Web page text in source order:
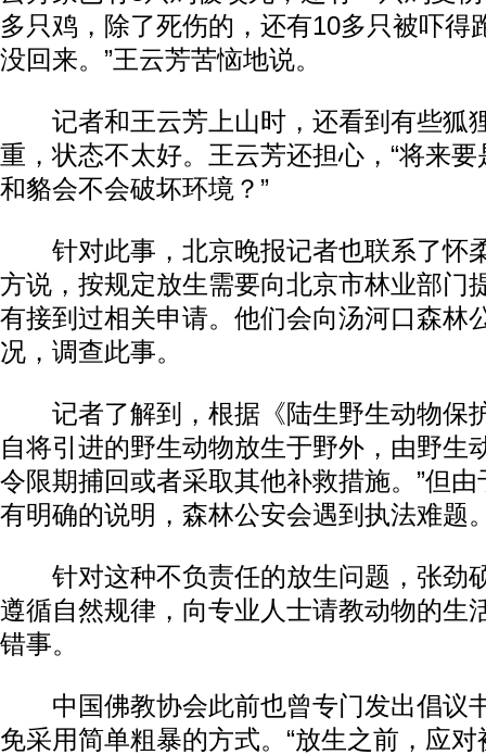
多只鸡，除了死伤的，还有10多只被吓得
没回来。”王云芳苦恼地说。
记者和王云芳上山时，还看到有些狐
重，状态不太好。王云芳还担心，“将来
和貉会不会破坏环境？”
针对此事，北京晚报记者也联系了怀
方说，按规定放生需要向北京市林业部门
有接到过相关申请。他们会向汤河口森林
况，调查此事。
记者了解到，根据《陆生野生动物保
自将引进的野生动物放生于野外，由野生
令限期捕回或者采取其他补救措施。”但由
有明确的说明，森林公安会遇到执法难题
针对这种不负责任的放生问题，张劲
遵循自然规律，向专业人士请教动物的生
错事。
中国佛教协会此前也曾专门发出倡议
免采用简单粗暴的方式。“放生之前，应